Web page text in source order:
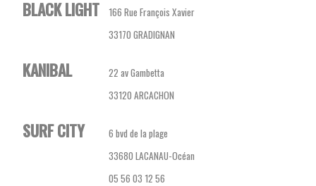
BLACK LIGHT
166 Rue François Xavier
33170 GRADIGNAN
KANIBAL
22 av Gambetta
33120 ARCACHON
SURF CITY
6 bvd de la plage
33680 LACANAU-Océan
05 56 03 12 56